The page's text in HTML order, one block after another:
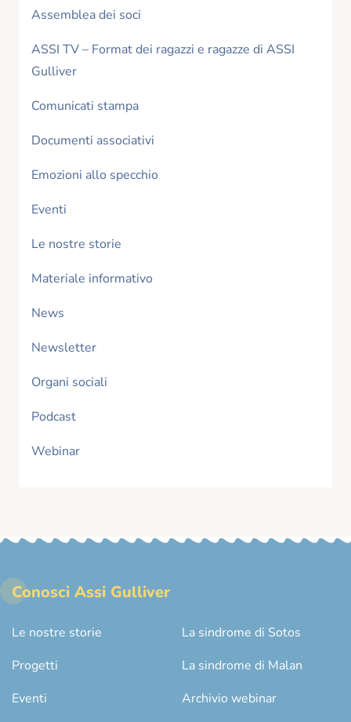
Assemblea dei soci
ASSI TV – Format dei ragazzi e ragazze di ASSI
Gulliver
Comunicati stampa
Documenti associativi
Emozioni allo specchio
Eventi
Le nostre storie
Materiale informativo
News
Newsletter
Organi sociali
Podcast
Webinar
Conosci Assi Gulliver
Le nostre storie
Progetti
Eventi
La sindrome di Sotos
La sindrome di Malan
Archivio webinar